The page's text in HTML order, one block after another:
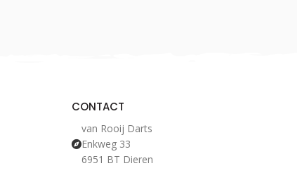
CONTACT
van Rooij Darts
Enkweg 33
6951 BT Dieren